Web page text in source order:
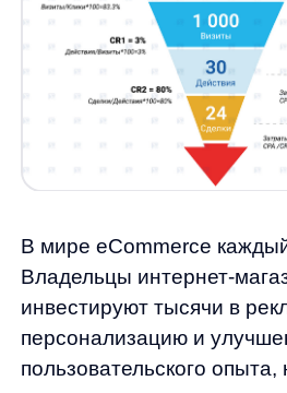
В мире eCommerce каждый
Владельцы интернет-
инвестируют тысячи в рекламу,
персонализацию и улучшение
пользовательского опыта, но
какая реальная отдача от этих
неэффективно из-за
аналитики. Современные
искусственного интеллекта и
каждую инвестицию в
Any , как лидер AI-решений для